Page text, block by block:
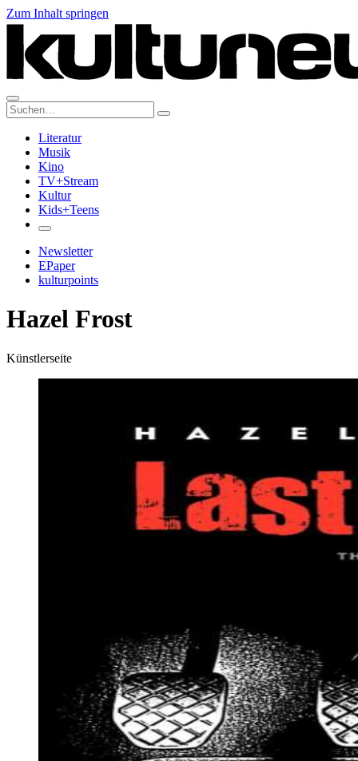
Zum Inhalt springen
Suche:
Literatur
Musik
Kino
TV+Stream
Kultur
Kids+Teens
Newsletter
EPaper
kulturpoints
Hazel Frost
Künstlerseite